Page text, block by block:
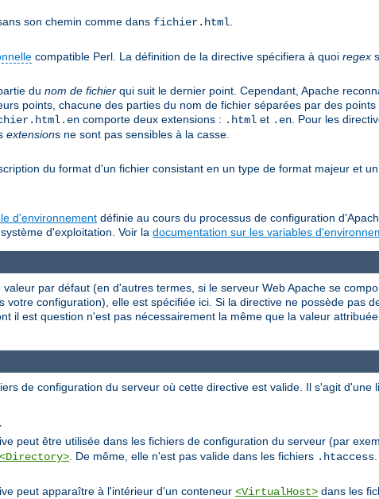
son chemin comme dans fichier.html
compatible Perl. La définition de la directive spécifiera à quoi regex
du nom de fichier qui suit le dernier point. Cependant, Apache
points, chacune des parties du nom de fichier séparées par des
comporte deux extensions : .html et .en . Pour les
extensions ne sont pas sensibles à la casse.
du format d'un fichier consistant en un type de format majeur et
d'environnement définie au cours du processus de configuration
d'exploitation. Voir la documentation sur les variables
par défaut (en d'autres termes, si le serveur Web Apache se
votre configuration), elle est spécifiée ici. Si la directive ne possède pas
il est question n'est pas nécessairement la même que la valeur
de configuration du serveur où cette directive est valide. Il s'agit
peut être utilisée dans les fichiers de configuration du serveur (par
<Directory> . De même, elle n'est pas valide dans les fichiers .htaccess
peut apparaître à l'intérieur d'un conteneur <VirtualHost> dans les